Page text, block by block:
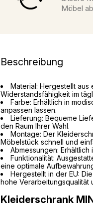
Möbel
Beschreibung
Material: Hergestellt aus
Widerstandsfähigkeit im
Farbe: Erhältlich in
anpassen lassen.
Lieferung: Bequeme
den Raum Ihrer Wahl.
Montage: Der
Möbelstück schnell und
Abmessungen:
Funktionalität:
eine optimale
Hergestellt in der EU:
hohe Verarbeitungsqualität
Kleiderschrank